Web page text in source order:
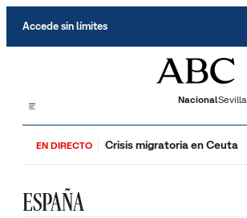
Accede sin límites
NacionalSevilla
EN DIRECTO Crisis migratoria en Ceuta
ESPAÑA